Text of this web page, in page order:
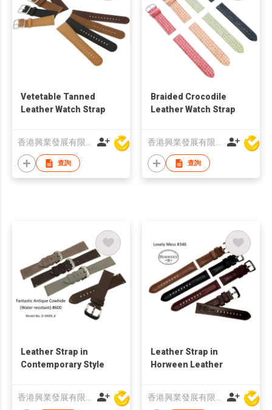
Vetetable Tanned
Leather Watch Strap
查詢
Braided Crocodile
Leather Watch Strap
查詢
Leather Strap in
Contemporary Style
香港興業發展有限公司
Leather Strap in
Horween Leather
香港興業發展有限公司